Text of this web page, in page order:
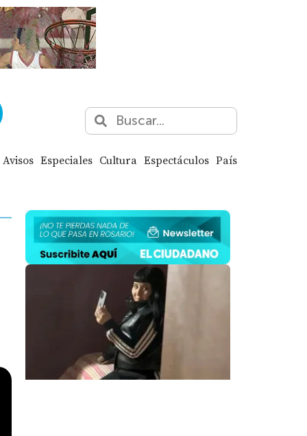
Avisos Especiales Cultura Espectáculos País